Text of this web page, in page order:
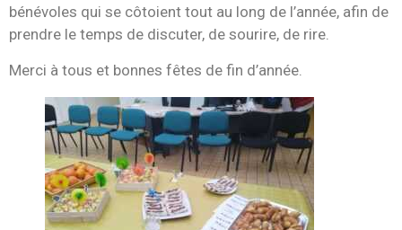
bénévoles qui se côtoient tout au long de l’année, afin de
prendre le temps de discuter, de sourire, de rire.
Merci à tous et bonnes fêtes de fin d’année.